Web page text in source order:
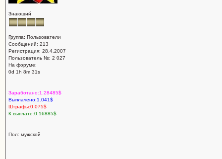
Знающий
Группа: Пользователи
Сообщений: 213
Регистрация: 28.4.2007
Пользователь №: 2 027
На форуме:
0d 1h 8m 31s
Заработано:1.28485$
Выплачено:1.041$
Штрафы:0.075$
К выплате:0.16885$
Пол: мужской